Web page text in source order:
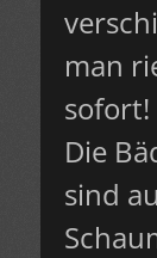
man
sofort!
Die
sind